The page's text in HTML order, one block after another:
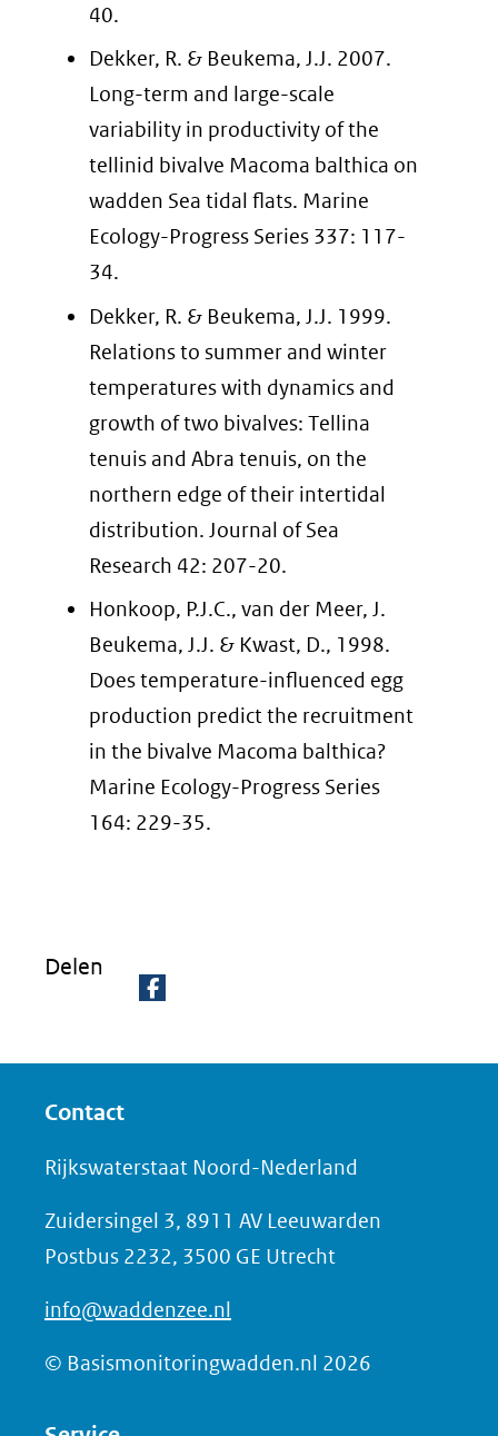
40.
Dekker, R. & Beukema, J.J. 2007.
Long-term and large-scale
variability in productivity of the
tellinid bivalve Macoma balthica on
wadden Sea tidal flats. Marine
Ecology-Progress Series 337: 117-
34.
Dekker, R. & Beukema, J.J. 1999.
Relations to summer and winter
temperatures with dynamics and
growth of two bivalves: Tellina
tenuis and Abra tenuis, on the
northern edge of their intertidal
distribution. Journal of Sea
Research 42: 207-20.
Honkoop, P.J.C., van der Meer, J.
Beukema, J.J. & Kwast, D., 1998.
Does temperature-influenced egg
production predict the recruitment
in the bivalve Macoma balthica?
Marine Ecology-Progress Series
164: 229-35.
Delen
e
n
p
F
c
e
Contact
Rijkswaterstaat Noord-Nederland
Zuidersingel 3, 8911 AV Leeuwarden
Postbus 2232, 3500 GE Utrecht
info@waddenzee.nl
© Basismonitoringwadden.nl 2026